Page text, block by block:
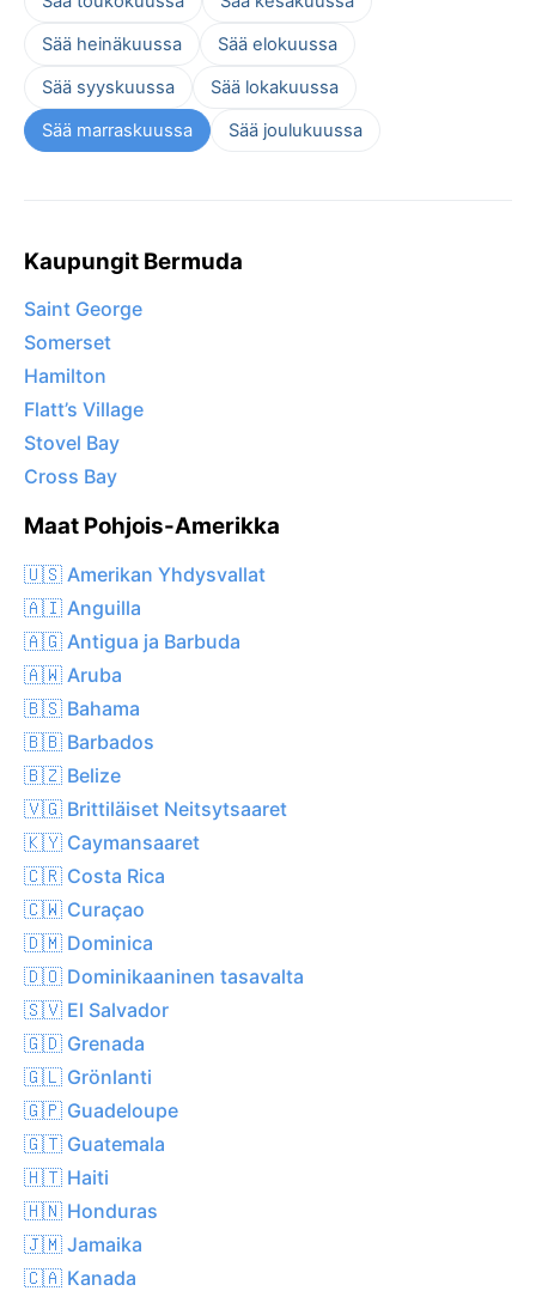
Sää heinäkuussa
Sää elokuussa
Sää syyskuussa
Sää lokakuussa
Sää marraskuussa
Sää joulukuussa
Kaupungit Bermuda
Saint George
Somerset
Hamilton
Flatt’s Village
Stovel Bay
Cross Bay
Maat Pohjois-Amerikka
🇺🇸 Amerikan Yhdysvallat
🇦🇮 Anguilla
🇦🇬 Antigua ja Barbuda
🇦🇼 Aruba
🇧🇸 Bahama
🇧🇧 Barbados
🇧🇿 Belize
🇻🇬 Brittiläiset Neitsytsaaret
🇰🇾 Caymansaaret
🇨🇷 Costa Rica
🇨🇼 Curaçao
🇩🇲 Dominica
🇩🇴 Dominikaaninen tasavalta
🇸🇻 El Salvador
🇬🇩 Grenada
🇬🇱 Grönlanti
🇬🇵 Guadeloupe
🇬🇹 Guatemala
🇭🇹 Haiti
🇭🇳 Honduras
🇯🇲 Jamaika
🇨🇦 Kanada